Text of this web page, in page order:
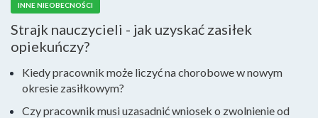
INNE NIEOBECNOŚCI
Strajk nauczycieli - jak uzyskać zasiłek
opiekuńczy?
Kiedy pracownik może liczyć na chorobowe w nowym
okresie zasiłkowym?
Czy pracownik musi uzasadnić wniosek o zwolnienie od